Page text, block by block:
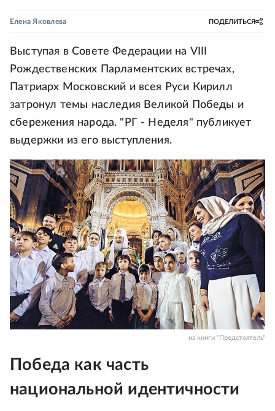
Елена Яковлева ПОДЕЛИТЬСЯ
Выступая в Совете Федерации на VIII
Рождественских Парламентских встречах,
Патриарх Московский и всея Руси Кирилл
затронул темы наследия Великой Победы и
сбережения народа. "РГ - Неделя" публикует
выдержки из его выступления.
из книги "Предстоятель"
Победа как часть
национальной идентичности